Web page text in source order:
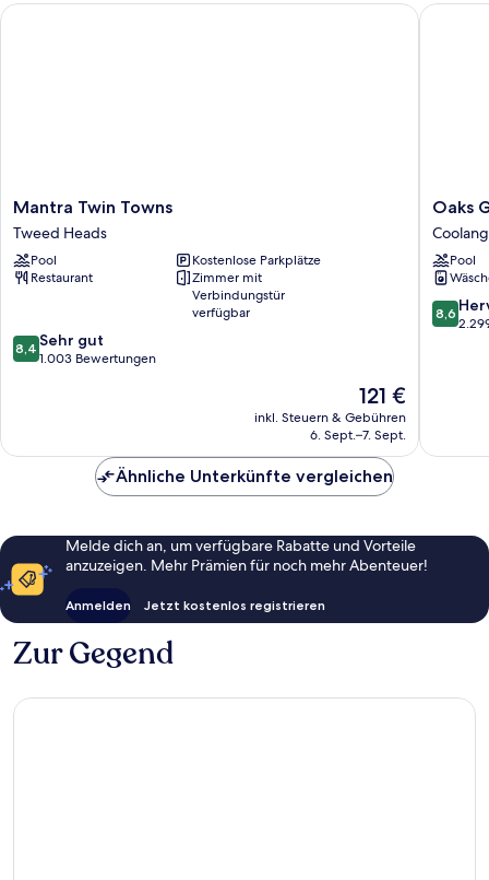
Mantra
Twin
Towns
Tweed
Heads
Mantra Twin Towns
Tweed Heads
Pool
Kostenlose Parkplätze
Restaurant
Zimmer mit
Verbindungstür
verfügbar
8.4
von
Bewertungen
8,4 Sehr gut
1.003 Bewertungen
Der
Preis
beträgt
121 €
inkl. Steuern & Gebühren
6. Sept.–7. Sept.
Mantra Twin Towns
Oaks
Gold
Coast
Calypso
Plaza
Suites
Oaks
Pool
8.6
von
8,6
Oaks
Ähnliche Unterkünfte vergleichen
Melde dich an, um verfügbare Rabatte und Vorteile
anzuzeigen. Mehr Prämien für noch mehr Abenteuer!
Anmelden Jetzt kostenlos registrieren
Zur Gegend